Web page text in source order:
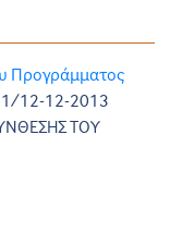
Προγράμματος
12-12-2013
ΤΟΥ